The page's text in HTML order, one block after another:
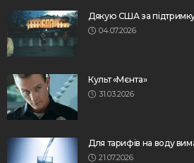
Дякую США за
04.07.2026
Культ «Мєнта»
31.03.2026
Для тарифів на воду
21.07.2026